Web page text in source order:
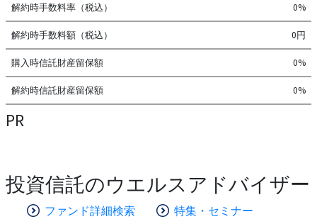
解約時手数料率（税込） 0%
解約時手数料額（税込） 0円
購入時信託財産留保額 0%
解約時信託財産留保額 0%
PR
投資信託のウエルスアドバイザー
ファンド詳細検索
特集・セミナー